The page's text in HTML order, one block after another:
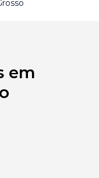
em